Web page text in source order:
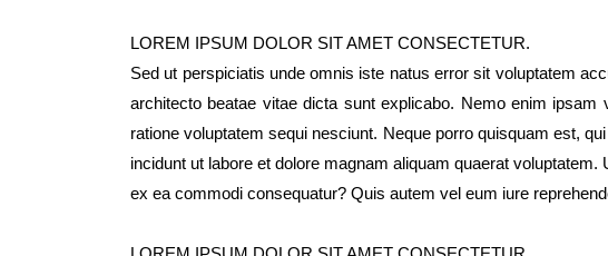
LOREM IPSUM DOLOR SIT AMET CONSECTETUR.
Sed ut perspiciatis unde omnis iste natus error sit voluptatem
architecto beatae vitae dicta sunt explicabo. Nemo enim
ratione voluptatem sequi nesciunt. Neque porro quisquam est,
incidunt ut labore et dolore magnam aliquam quaerat
ex ea commodi consequatur? Quis autem vel eum iure